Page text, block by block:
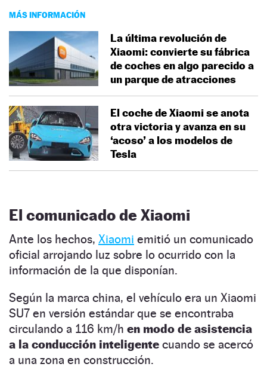
MÁS INFORMACIÓN
La última revolución de
Xiaomi: convierte su fábrica
de coches en algo parecido a
un parque de atracciones
El coche de Xiaomi se anota
otra victoria y avanza en su
‘acoso’ a los modelos de
Tesla
El comunicado de Xiaomi
Ante los hechos, Xiaomi emitió un comunicado
oficial arrojando luz sobre lo ocurrido con la
información de la que disponían.
Según la marca china, el vehículo era un Xiaomi
SU7 en versión estándar que se encontraba
circulando a 116 km/h en modo de asistencia
a la conducción inteligente cuando se acercó
a una zona en construcción.